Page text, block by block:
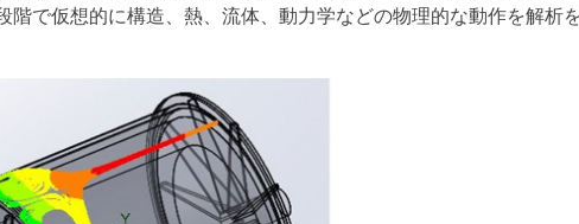
階で仮想的に構造、熱、流体、動力学などの物理的な動作を解析を